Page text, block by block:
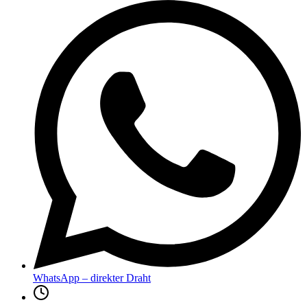
WhatsApp – direkter Draht